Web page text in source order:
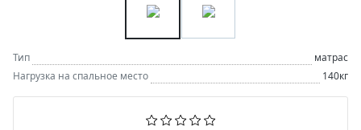
Тип
матрас
Нагрузка на спальное место
140кг